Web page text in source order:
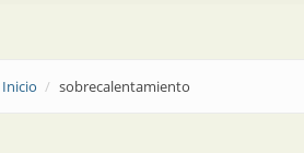
Inicio sobrecalentamiento